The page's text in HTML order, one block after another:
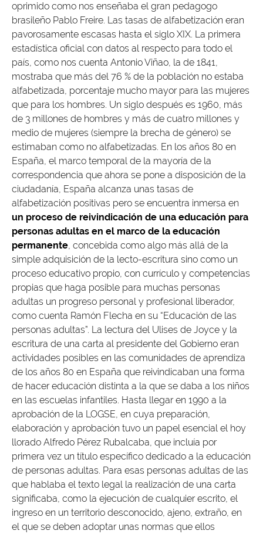
oprimido como nos enseñaba el gran pedagogo
brasileño Pablo Freire. Las tasas de alfabetización eran
pavorosamente escasas hasta el siglo XIX. La primera
estadística oficial con datos al respecto para todo el
país, como nos cuenta Antonio Viñao, la de 1841,
mostraba que más del 76 % de la población no estaba
alfabetizada, porcentaje mucho mayor para las mujeres
que para los hombres. Un siglo después es 1960, más
de 3 millones de hombres y más de cuatro millones y
medio de mujeres (siempre la brecha de género) se
estimaban como no alfabetizadas. En los años 80 en
España, el marco temporal de la mayoría de la
correspondencia que ahora se pone a disposición de la
ciudadanía, España alcanza unas tasas de
alfabetización positivas pero se encuentra inmersa en
un proceso de reivindicación de una educación para
personas adultas en el marco de la educación
permanente, concebida como algo más allá de la
simple adquisición de la lecto-escritura sino como un
proceso educativo propio, con currículo y competencias
propias que haga posible para muchas personas
adultas un progreso personal y profesional liberador,
como cuenta Ramón Flecha en su “Educación de las
personas adultas”. La lectura del Ulises de Joyce y la
escritura de una carta al presidente del Gobierno eran
actividades posibles en las comunidades de aprendiza
de los años 80 en España que reivindicaban una forma
de hacer educación distinta a la que se daba a los niños
en las escuelas infantiles. Hasta llegar en 1990 a la
aprobación de la LOGSE, en cuya preparación,
elaboración y aprobación tuvo un papel esencial el hoy
llorado Alfredo Pérez Rubalcaba, que incluía por
primera vez un título específico dedicado a la educación
de personas adultas. Para esas personas adultas de las
que hablaba el texto legal la realización de una carta
significaba, como la ejecución de cualquier escrito, el
ingreso en un territorio desconocido, ajeno, extraño, en
el que se deben adoptar unas normas que ellos